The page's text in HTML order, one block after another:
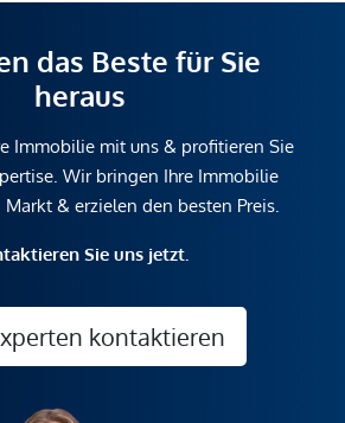
das Beste für Sie
heraus
Immobilie mit uns & profitieren Sie
Wir bringen Ihre Immobilie
& erzielen den besten Preis.
Sie uns jetzt.
kontaktieren